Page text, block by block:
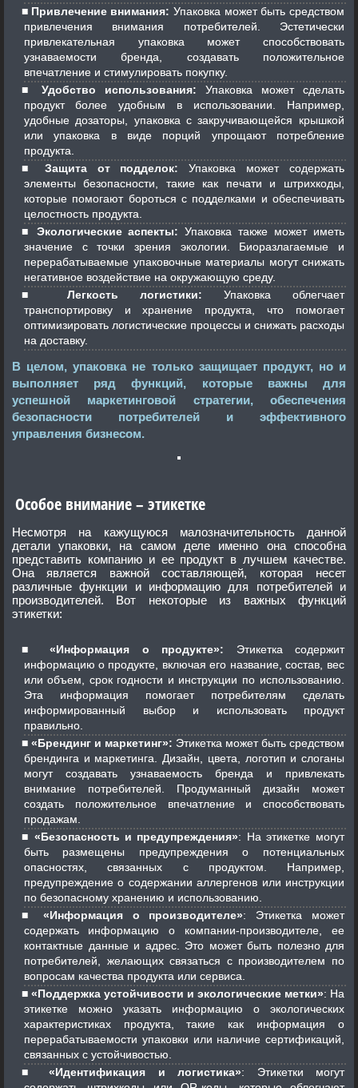
Привлечение внимания: Упаковка может быть средством
привлечения внимания потребителей. Эстетически
привлекательная упаковка может способствовать
узнаваемости бренда, создавать положительное
впечатление и стимулировать покупку.
Удобство использования: Упаковка может сделать
продукт более удобным в использовании. Например,
удобные дозаторы, упаковка с закручивающейся крышкой
или упаковка в виде порций упрощают потребление
продукта.
Защита от подделок: Упаковка может содержать
элементы безопасности, такие как печати и штрихкоды,
которые помогают бороться с подделками и обеспечивать
целостность продукта.
Экологические аспекты: Упаковка также может иметь
значение с точки зрения экологии. Биоразлагаемые и
перерабатываемые упаковочные материалы могут снижать
негативное воздействие на окружающую среду.
Легкость логистики: Упаковка облегчает
транспортировку и хранение продукта, что помогает
оптимизировать логистические процессы и снижать расходы
на доставку.
В целом, упаковка не только защищает продукт, но и
выполняет ряд функций, которые важны для
успешной маркетинговой стратегии, обеспечения
безопасности потребителей и эффективного
управления бизнесом.
Особое внимание – этикетке
Несмотря на кажущуюся малозначительность данной
детали упаковки, на самом деле именно она способна
представить компанию и ее продукт в лучшем качестве.
Она является важной составляющей, которая несет
различные функции и информацию для потребителей и
производителей. Вот некоторые из важных функций
этикетки:
«Информация о продукте»: Этикетка содержит
информацию о продукте, включая его название, состав, вес
или объем, срок годности и инструкции по использованию.
Эта информация помогает потребителям сделать
информированный выбор и использовать продукт
правильно.
«Брендинг и маркетинг»: Этикетка может быть средством
брендинга и маркетинга. Дизайн, цвета, логотип и слоганы
могут создавать узнаваемость бренда и привлекать
внимание потребителей. Продуманный дизайн может
создать положительное впечатление и способствовать
продажам.
«Безопасность и предупреждения»: На этикетке могут
быть размещены предупреждения о потенциальных
опасностях, связанных с продуктом. Например,
предупреждение о содержании аллергенов или инструкции
по безопасному хранению и использованию.
«Информация о производителе»: Этикетка может
содержать информацию о компании-производителе, ее
контактные данные и адрес. Это может быть полезно для
потребителей, желающих связаться с производителем по
вопросам качества продукта или сервиса.
«Поддержка устойчивости и экологические метки»: На
этикетке можно указать информацию о экологических
характеристиках продукта, такие как информация о
перерабатываемости упаковки или наличие сертификаций,
связанных с устойчивостью.
«Идентификация и логистика»: Этикетки могут